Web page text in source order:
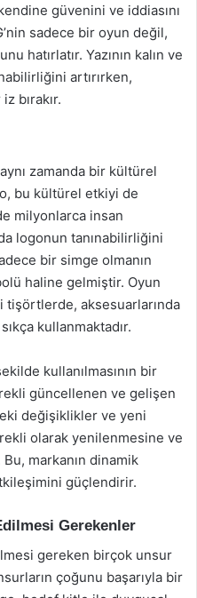
güvenini ve iddiasını
sadece bir oyun değil,
hatırlatır. Yazının kalın ve
artırırken,
bırakır.
zamanda bir kültürel
bu kültürel etkiyi de
milyonlarca insan
logonun tanınabilirliğini
bir simge olmanın
haline gelmiştir. Oyun
aksesuarlarında
kullanmaktadır.
kullanılmasının bir
güncellenen ve gelişen
değişiklikler ve yeni
olarak yenilenmesine ve
markanın dinamik
güçlendirir.
Gerekenler
gereken birçok unsur
çoğunu başarıyla bir